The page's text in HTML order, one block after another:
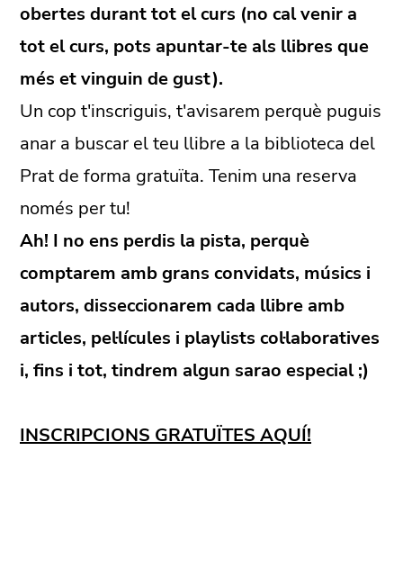
obertes durant tot el curs (no cal venir a
tot el curs, pots apuntar-te als llibres que
més et vinguin de gust).
Un cop t'inscriguis, t'avisarem perquè puguis
anar a buscar el teu llibre a la biblioteca del
Prat de forma gratuïta. Tenim una reserva
només per tu!
Ah! I no ens perdis la pista, perquè
comptarem amb grans convidats, músics i
autors, disseccionarem cada llibre amb
articles, pel·lícules i playlists col·laboratives
i, fins i tot, tindrem algun sarao especial ;)
INSCRIPCIONS GRATUÏTES AQUÍ!